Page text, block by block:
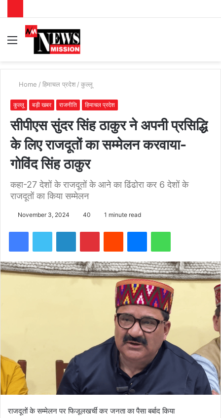
Menu
Home / हिमाचल प्रदेश / कुल्लू
कुल्लू बड़ी खबर राजनीति हिमाचल प्रदेश
सीपीएस सुंदर सिंह ठाकुर ने अपनी प्रसिद्धि
के लिए राजदूतों का सम्मेलन करवाया-
गोविंद सिंह ठाकुर
कहा-27 देशों के राजदूतों के आने का ढिंढोरा कर 6 देशों के
राजदूतों का किया सम्मेलन
November 3, 2024 40 1 minute read
राजदूतों के सम्मेलन पर फिजूलखर्ची कर जनता का पैसा बर्बाद किया